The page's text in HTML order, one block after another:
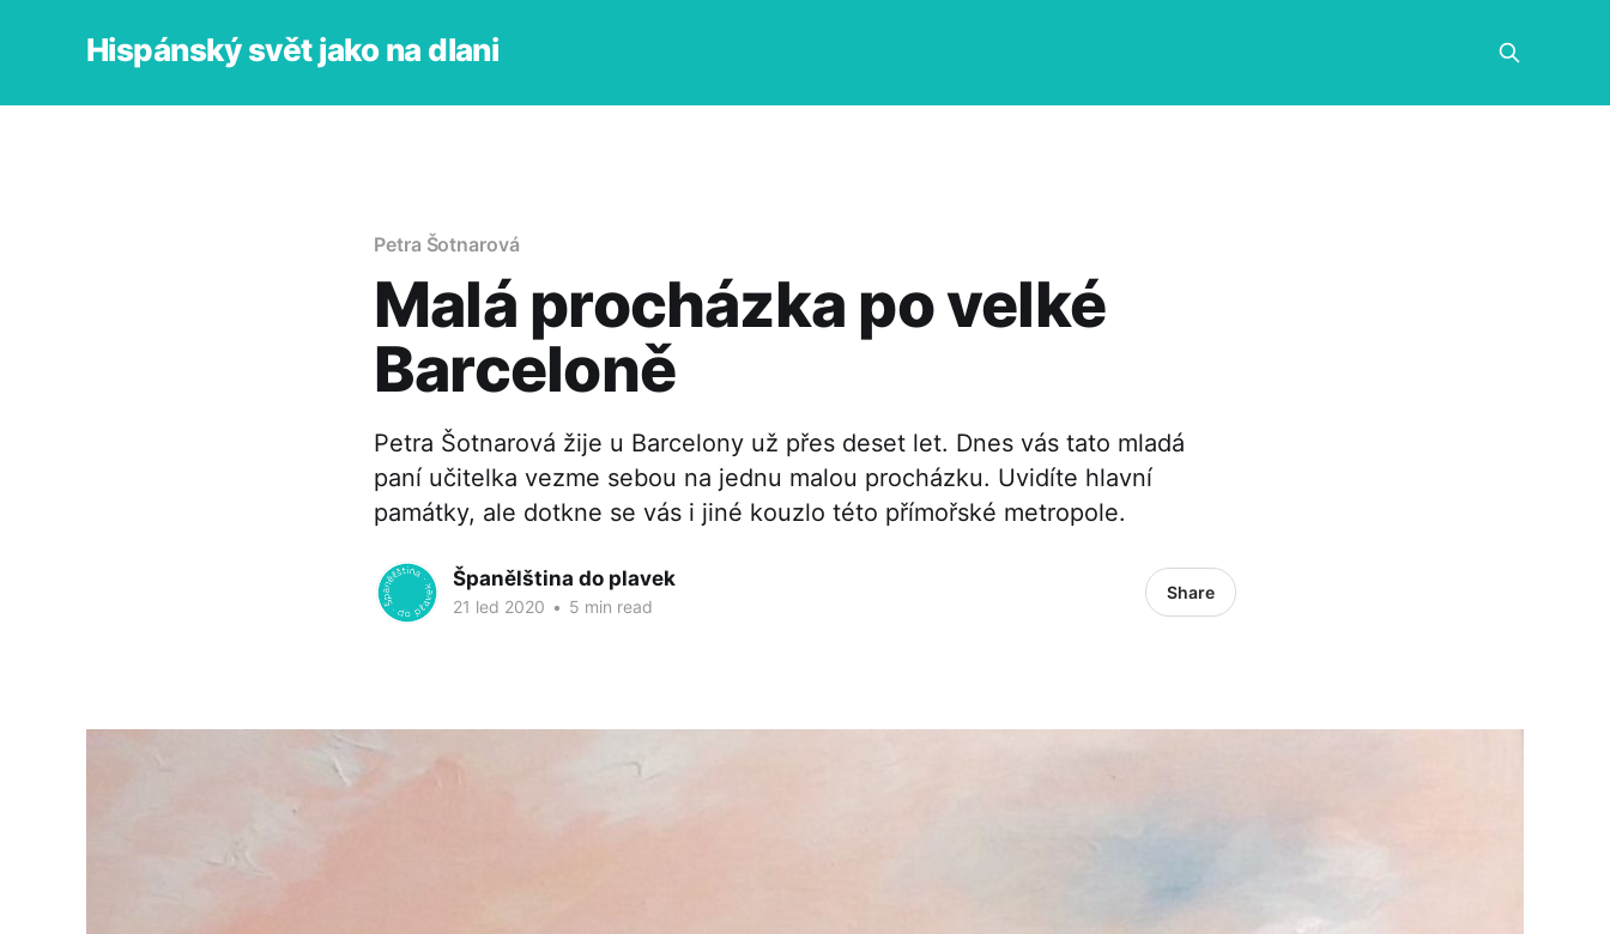
Hispánský svět jako na dlani
Petra Šotnarová
Malá procházka po velké
Barceloně
Petra Šotnarová žije u Barcelony už přes deset let. Dnes vás tato mladá
paní učitelka vezme sebou na jednu malou procházku. Uvidíte hlavní
památky, ale dotkne se vás i jiné kouzlo této přímořské metropole.
Španělština do plavek
21 led 2020 • 5 min read
Share